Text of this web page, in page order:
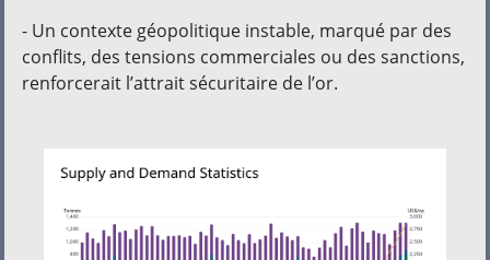
- Un contexte géopolitique instable, marqué par des
conflits, des tensions commerciales ou des sanctions,
renforcerait l’attrait sécuritaire de l’or.